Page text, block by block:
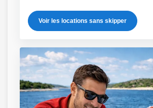
Voir les locations sans skipper